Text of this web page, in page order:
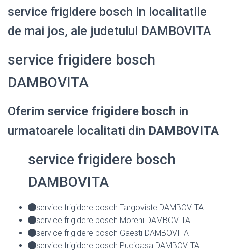
service frigidere bosch in localitatile
de mai jos, ale judetului DAMBOVITA
service frigidere bosch
DAMBOVITA
Oferim service frigidere bosch in
urmatoarele localitati din DAMBOVITA
service frigidere bosch
DAMBOVITA
service frigidere bosch Targoviste DAMBOVITA
service frigidere bosch Moreni DAMBOVITA
service frigidere bosch Gaesti DAMBOVITA
service frigidere bosch Pucioasa DAMBOVITA